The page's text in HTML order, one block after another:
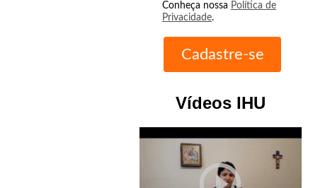
Conheça nossa Política de
Privacidade.
Vídeos IHU